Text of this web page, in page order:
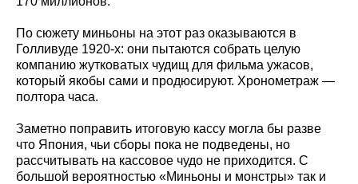
По сюжету миньоны на этот раз оказываются в
Голливуде 1920-х: они пытаются собрать целую
компанию жутковатых чудищ для фильма ужасов,
который якобы сами и продюсируют. Хронометраж —
полтора часа.
Заметно поправить итоговую кассу могла бы разве
что Япония, чьи сборы пока не подведены, но
рассчитывать на кассовое чудо не приходится. С
большой вероятностью «Миньоны и монстры» так и